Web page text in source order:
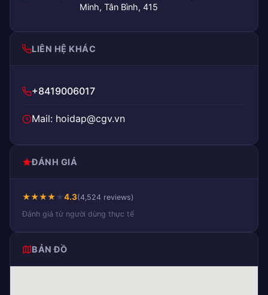
Minh, Tân Bình, 415
LIÊN HỆ KHÁC
+8419006017
Mail: hoidap@cgv.vn
ĐÁNH GIÁ
★★★★★4.3(4,524 reviews)
Đánh giá từ người dùng thực tế
BẢN ĐỒ